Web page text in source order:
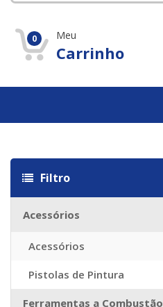
0 Meu
Carrinho
Filtro
Acessórios
Acessórios
Pistolas de Pintura
Ferramentas a Combustão